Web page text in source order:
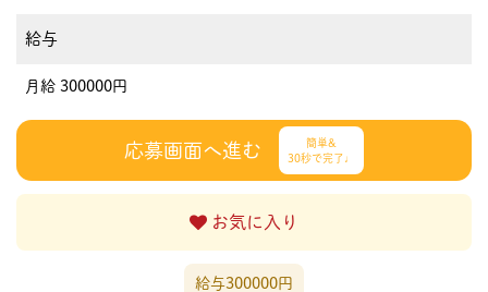
給与
月給 300000円
応募画面へ進む
簡単&
30秒で完了♩
お気に入り
給与300000円